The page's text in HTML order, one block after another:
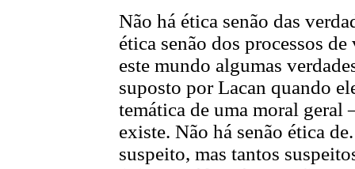
Não há ética senão das
ética senão dos processos
este mundo algumas
suposto por Lacan quando
temática de uma moral geral
existe. Não há senão ética
suspeito, mas tantos